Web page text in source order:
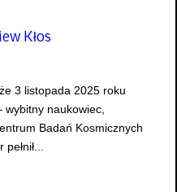
Kłos
3 listopada 2025 roku
wybitny naukowiec,
Badań Kosmicznych